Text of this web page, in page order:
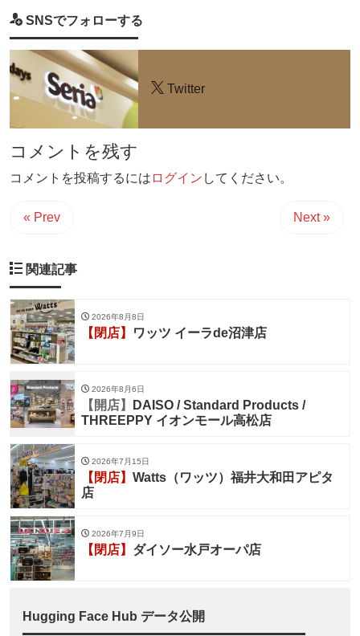
SNSでフォローする
Twitter
コメントを残す
コメントを投稿するには ログイン してください。
« Prev Next »
関連記事
2026年8月8日
【閉店】 ワッツ イーラde沼津店
2026年8月6日
【開店】
DAISO / Standard Products /
THREEPPY イオンモール高松店
2026年7月15日
【閉店】 Watts（ワッツ）福井大和田アピタ
店
2026年7月9日
【閉店】 ダイソー水戸オーパ店
Hugging Face Hub データ公開